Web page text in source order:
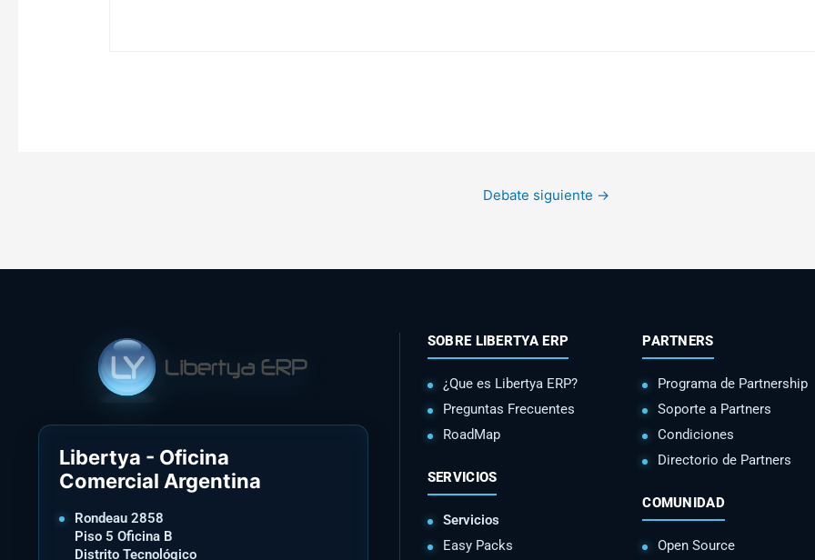
Debate siguiente →
Libertya - Oficina
Comercial Argentina
Rondeau 2858
Piso 5 Oficina B
Distrito Tecnológico
SOBRE LIBERTYA ERP
¿Que es Libertya ERP?
Preguntas Frecuentes
RoadMap
SERVICIOS
Servicios
Easy Packs
PARTNERS
Programa de Partnership
Soporte a Partners
Condiciones
Directorio de Partners
COMUNIDAD
Open Source